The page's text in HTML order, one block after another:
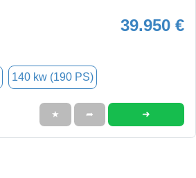
39.950 €
140 kw (190 PS)
★ ➦ ➜